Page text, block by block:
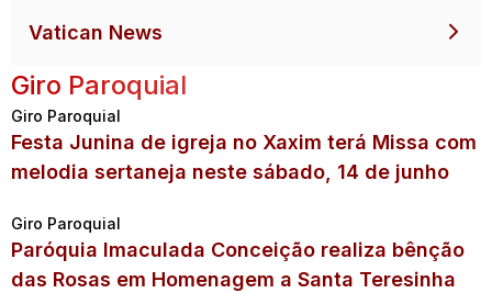
Vatican News
Giro Paroquial
Giro Paroquial
Festa Junina de igreja no Xaxim terá Missa com
melodia sertaneja neste sábado, 14 de junho
Giro Paroquial
Paróquia Imaculada Conceição realiza bênção
das Rosas em Homenagem a Santa Teresinha